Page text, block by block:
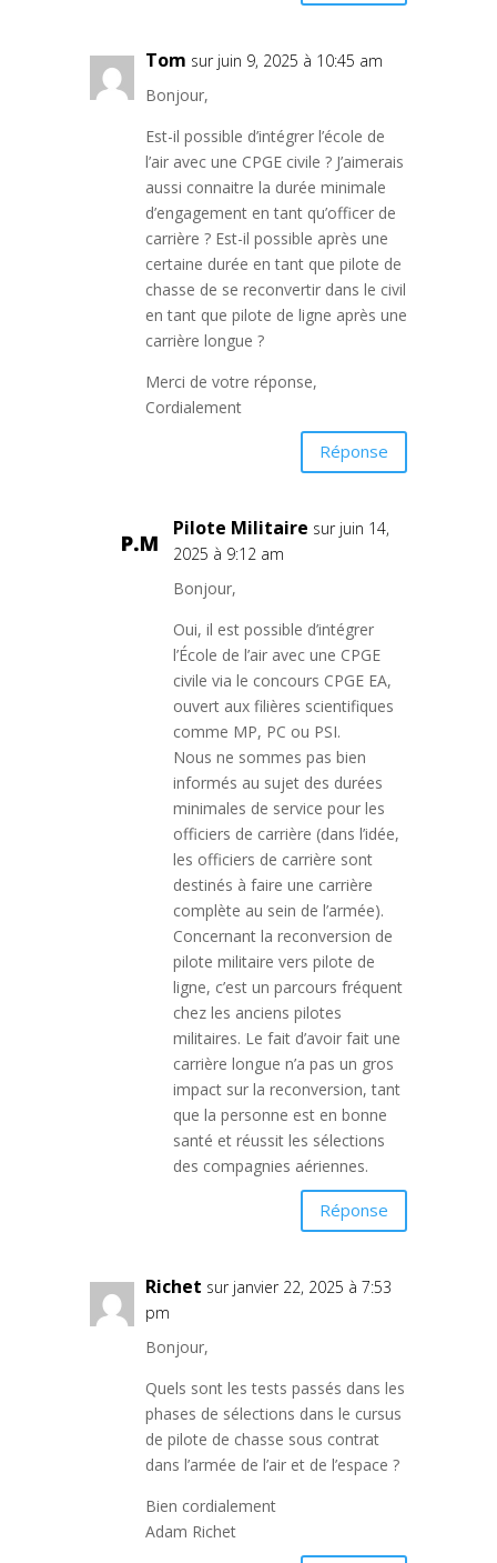
Tom sur juin 9, 2025 à 10:45 am
Bonjour,
Est-il possible d’intégrer l’école de
l’air avec une CPGE civile ? J’aimerais
aussi connaitre la durée minimale
d’engagement en tant qu’officer de
carrière ? Est-il possible après une
certaine durée en tant que pilote de
chasse de se reconvertir dans le civil
en tant que pilote de ligne après une
carrière longue ?
Merci de votre réponse,
Cordialement
Réponse
Pilote Militaire sur juin 14,
2025 à 9:12 am
Bonjour,
Oui, il est possible d’intégrer
l’École de l’air avec une CPGE
civile via le concours CPGE EA,
ouvert aux filières scientifiques
comme MP, PC ou PSI.
Nous ne sommes pas bien
informés au sujet des durées
minimales de service pour les
officiers de carrière (dans l’idée,
les officiers de carrière sont
destinés à faire une carrière
complète au sein de l’armée).
Concernant la reconversion de
pilote militaire vers pilote de
ligne, c’est un parcours fréquent
chez les anciens pilotes
militaires. Le fait d’avoir fait une
carrière longue n’a pas un gros
impact sur la reconversion, tant
que la personne est en bonne
santé et réussit les sélections
des compagnies aériennes.
Réponse
Richet sur janvier 22, 2025 à 7:53
pm
Bonjour,
Quels sont les tests passés dans les
phases de sélections dans le cursus
de pilote de chasse sous contrat
dans l’armée de l’air et de l’espace ?
Bien cordialement
Adam Richet